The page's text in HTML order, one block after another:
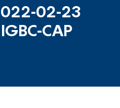
02-23
CAP